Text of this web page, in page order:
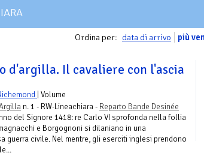
Ordina per: data di arrivo più
d'argilla. Il cavaliere con l'ascia
| Volume
n. 1 - RW-Lineachiara - Reparto Bande Desinée
del Signore 1418: re Carlo VI sprofonda nella follia
e Borgognoni si dilaniano in una
guerra civile. Nel mentre, gli eserciti inglesi prendono